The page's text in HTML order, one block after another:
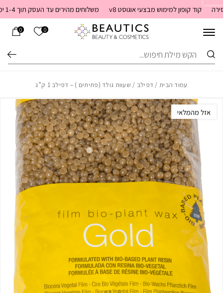
Skip to Content
קוד קופון למימוש מבצעי אוגוסט v8 משלוחים מהירים עד העסק תוך 1-4 ימי עסקים. משלוחים חינם מעל 399 שקלים חדש באתר! ניתן לשלם במזומן לשליח בעת המסירה
0 הרשימה
0
חיפוש
עמוד הבית/ דפילב / שעוות גולד (פתיתים ) – דפילב 1 ק”ג
אזל מהמלאי
בחזרה למעלה